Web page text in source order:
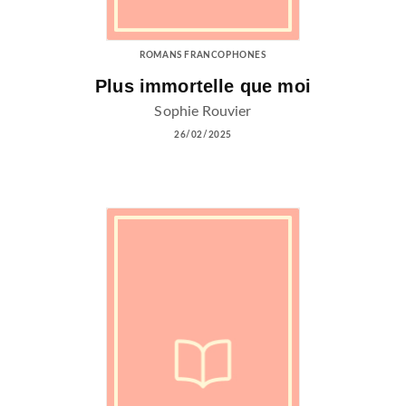
ROMANS FRANCOPHONES
Plus immortelle que moi
Sophie Rouvier
26/02/2025